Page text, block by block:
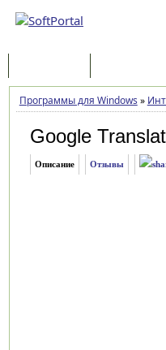
Программы для Windows »
Google
Описание Отзывы